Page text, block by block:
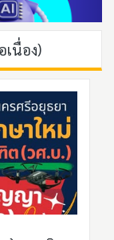
นื่อง)